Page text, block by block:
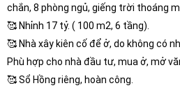
chắn, 8 phòng ngủ, giếng trời thoáng
🥰 Nhỉnh 17 tỷ. ( 100 m2, 6 tầng).
🥰 Nhà xây kiên cố để ở, do không có
Phù hợp cho nhà đầu tư, mua ở, mở
🥰 Sổ Hồng riêng, hoàn công.